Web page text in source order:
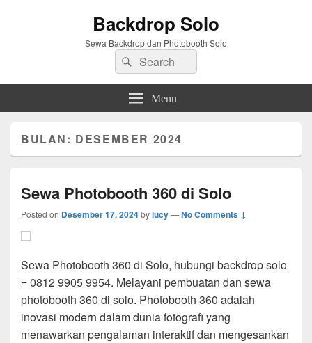
Backdrop Solo
Sewa Backdrop dan Photobooth Solo
Search
for:
Search
Menu
BULAN: DESEMBER 2024
Sewa Photobooth 360 di Solo
Posted on Desember 17, 2024bylucy—No Comments ↓
Sewa Photobooth 360 di Solo, hubungi backdrop solo
= 0812 9905 9954. Melayani pembuatan dan sewa
photobooth 360 di solo. Photobooth 360 adalah
inovasi modern dalam dunia fotografi yang
menawarkan pengalaman interaktif dan mengesankan